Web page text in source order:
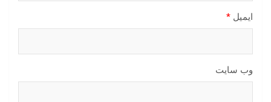
ایمیل *
وب‌ سایت